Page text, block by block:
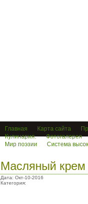
Главная Карта сайта
Кулинария.
Фотогалерея
Мир поэзии
Система
Масляный крем
Дата: Окт-10-2016
Категория: